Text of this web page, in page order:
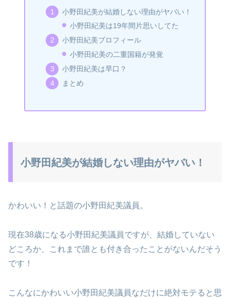
小野田紀美が結婚しない理由がヤバい！
小野田紀美は19年間片思いしてた
小野田紀美プロフィール
小野田紀美の二重国籍が発覚
小野田紀美は早口？
まとめ
小野田紀美が結婚しない理由がヤバい！
かわいい！と話題の小野田紀美議員。
現在38歳になる小野田紀美議員ですが、結婚していない
どころか、これまで誰とも付き合ったことがないんだそう
です！
こんなにかわいい小野田紀美議員なだけに絶対モテると思